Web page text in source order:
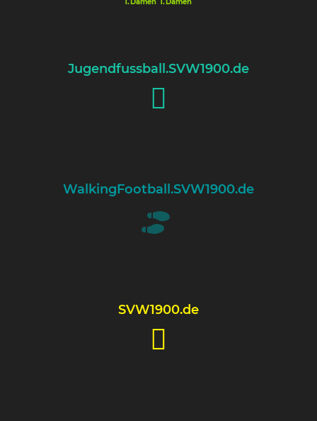
1.Damen 1.Damen
Jugendfussball.SVW1900.de
WalkingFootball.SVW1900.de
SVW1900.de